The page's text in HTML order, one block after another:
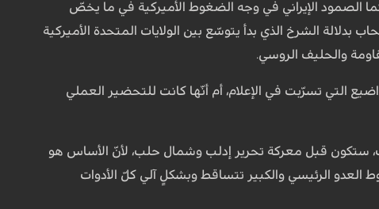
كما الصمود الإيراني في وجه الضغوط الأميركية في ما يخصّ
بدلالة الشرخ الذي بدأ يتوسّع بين الولايات المتحدة الأميركية
والحليف الروسي.
التي تسرّبت في الإعلام، أم أنّها كانت للتحضير العملي
ستكون قبل معركة تحرير إدلب وشمال حلب، لأنّ الأساس هو
العدو الرئيسي والكبير تتساقط وبشكلٍ آلي كلّ الأدوات